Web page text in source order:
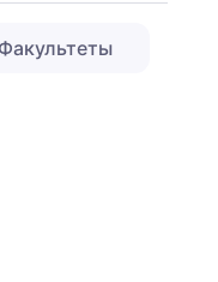
Факультеты